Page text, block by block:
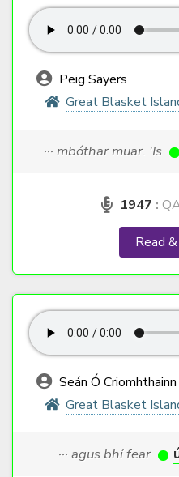
Peig Sayers
Great Blasket
··· mbóthar muar. 'Is
1947 :
Read
Seán Ó Criomhthainn
Great Blasket
··· agus bhí fear